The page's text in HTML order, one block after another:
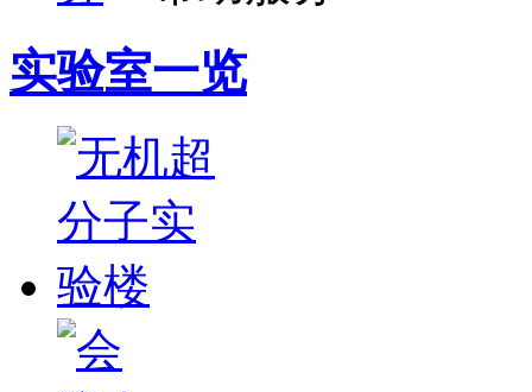
实验室一览